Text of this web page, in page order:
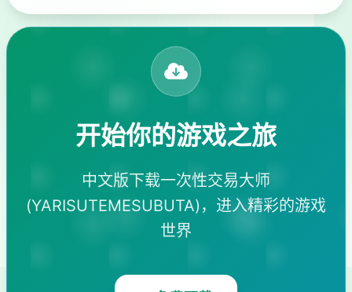
开始你的游戏之旅
中文版下载一次性交易大师
(YARISUTEMESUBUTA)，进入精彩的游戏
世界